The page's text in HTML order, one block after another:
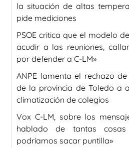
la situación de altas
pide mediciones
PSOE critica que el modelo
acudir a las reuniones,
por defender a C-LM»
ANPE lamenta el rechazo
de la provincia de Toledo a
climatización de colegios
Vox C-LM, sobre los
hablado de tantas
podríamos sacar puntilla»